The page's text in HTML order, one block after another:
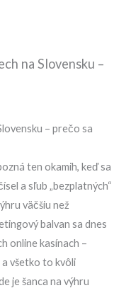
na Slovensku –
– prečo sa
ten okamih, keď sa
a sľub „bezplatných“
väčšiu než
balvan sa dnes
online kasínach –
všetko to kvôli
je šanca na výhru